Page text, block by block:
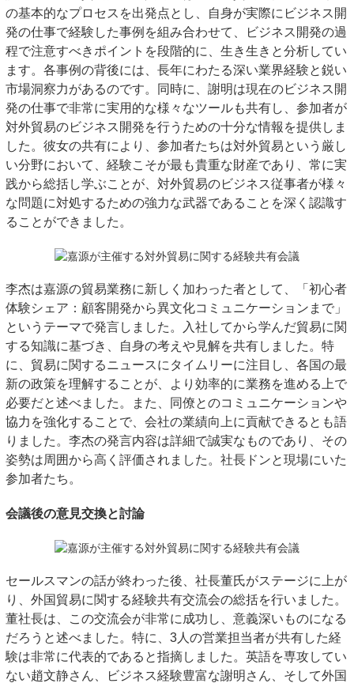
の基本的なプロセスを出発点とし、自身が実際にビジネス開
発の仕事で経験した事例を組み合わせて、ビジネス開発の過
程で注意すべきポイントを段階的に、生き生きと分析してい
ます。各事例の背後には、長年にわたる深い業界経験と鋭い
市場洞察力があるのです。同時に、謝明は現在のビジネス開
発の仕事で非常に実用的な様々なツールも共有し、参加者が
対外貿易のビジネス開発を行うための十分な情報を提供しま
した。彼女の共有により、参加者たちは対外貿易という厳し
い分野において、経験こそが最も貴重な財産であり、常に実
践から総括し学ぶことが、対外貿易のビジネス従事者が様々
な問題に対処するための強力な武器であることを深く認識す
ることができました。
李杰は嘉源の貿易業務に新しく加わった者として、「初心者
体験シェア：顧客開発から異文化コミュニケーションまで」
というテーマで発言しました。入社してから学んだ貿易に関
する知識に基づき、自身の考えや見解を共有しました。特
に、貿易に関するニュースにタイムリーに注目し、各国の最
新の政策を理解することが、より効率的に業務を進める上で
必要だと述べました。また、同僚とのコミュニケーションや
協力を強化することで、会社の業績向上に貢献できるとも語
りました。李杰の発言内容は詳細で誠実なものであり、その
姿勢は周囲から高く評価されました。 社長 ドンと現場にいた
参加者たち。
会議後の意見交換と討論
セールスマンの話が終わった後、 社長董氏がステージに上が
り、外国貿易に関する経験共有交流会の総括を行いました。
董社長は、この交流会が非常に成功し、意義深いものになる
だろうと述べました。特に、3人の営業担当者が共有した経
験は非常に代表的であると指摘しました。英語を専攻してい
ない趙文静さん、ビジネス経験豊富な謝明さん、そして外国